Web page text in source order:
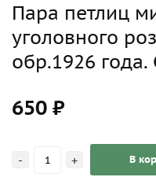
Пара петлиц
уголовного
обр.1926 года.
650 ₽
- + В